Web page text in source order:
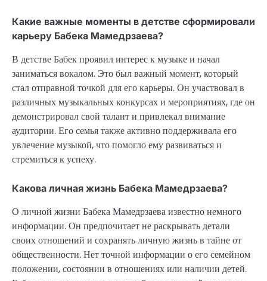
Какие важные моменты в детстве сформировали
карьеру Бабека Мамедрзаева?
В детстве Бабек проявил интерес к музыке и начал
заниматься вокалом. Это был важный момент, который
стал отправной точкой для его карьеры. Он участвовал в
различных музыкальных конкурсах и мероприятиях, где он
демонстрировал свой талант и привлекал внимание
аудитории. Его семья также активно поддерживала его
увлечение музыкой, что помогло ему развиваться и
стремиться к успеху.
Какова личная жизнь Бабека Мамедрзаева?
О личной жизни Бабека Мамедрзаева известно немного
информации. Он предпочитает не раскрывать детали
своих отношений и сохранять личную жизнь в тайне от
общественности. Нет точной информации о его семейном
положении, состоянии в отношениях или наличии детей.